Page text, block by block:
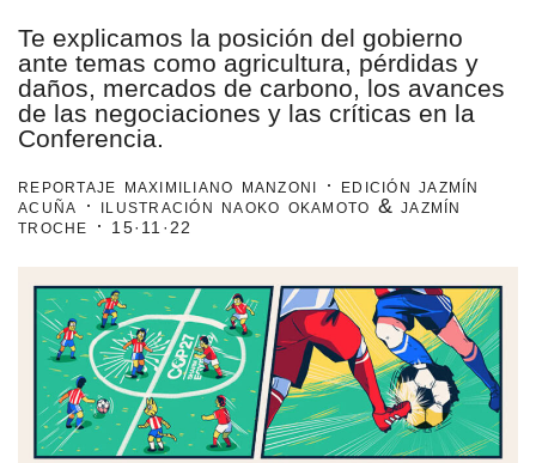
Oligarquía
Despacio Sonoro
especiales
invasores vip
estronismo climático
escuelas fumigadas
historia de las mujeres
patria contratista
Te explicamos la posición del gobierno
ante temas como agricultura, pérdidas y
daños, mercados de carbono, los avances
de las negociaciones y las críticas en la
Conferencia.
reportaje maximiliano manzoni · edición jazmín
acuña · ilustración naoko okamoto & jazmín
troche ·
15·11·22